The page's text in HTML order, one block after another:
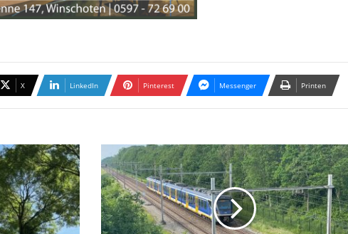
X LinkedIn Pinterest Messenger Printen
v
-
s
t
a